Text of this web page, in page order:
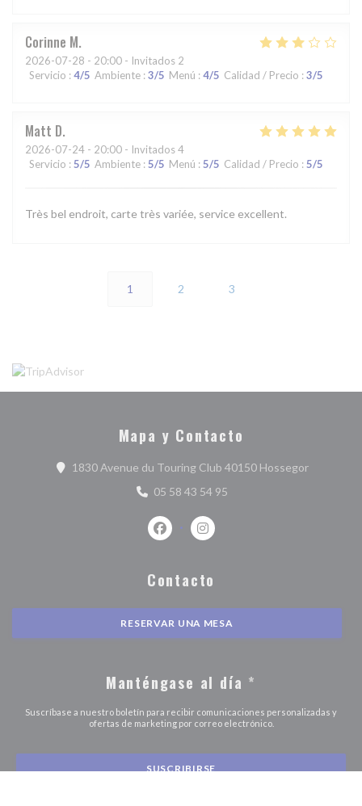
Corinne M
2026-07-28 - 20:00 - Invitados 2
Servicio : 4/5 Ambiente : 3/5 Menú : 4/5 Calidad / Precio : 3/5
Matt D
2026-07-24 - 20:00 - Invitados 4
Servicio : 5/5 Ambiente : 5/5 Menú : 5/5 Calidad / Precio : 5/5
Très bel endroit, carte très variée, service excellent.
1 2 3
Mapa y Contacto
1830 Avenue du Touring Club 40150 Hossegor((abre en
05 58 43 54 95
Facebook ((abre en una nueva
Instagram ((abre en una
Contacto
RESERVAR UNA MESA
Manténgase al día *
Suscríbase a nuestro boletín para recibir comunicaciones personalizadas y
ofertas de marketing por correo electrónico.
SUSCRIBIRSE